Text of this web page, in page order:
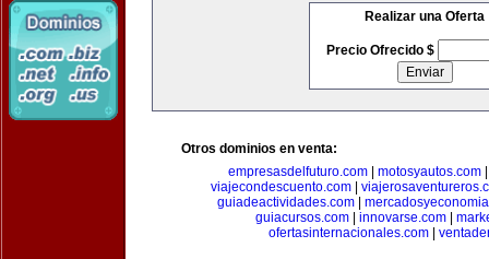
Realizar una Oferta
Precio Ofrecido $
Otros dominios en venta:
empresasdelfuturo.com| motosyautos.com
viajecondescuento.com
guiadeactividades.com|
guiacursos.com| innovarse.com|
ofertasinternacionales.com